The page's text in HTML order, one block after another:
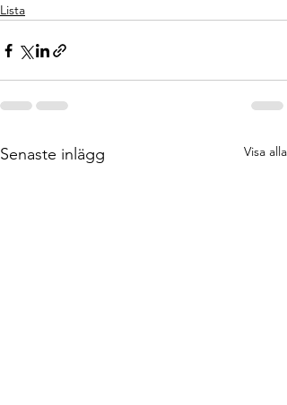
Lista
Senaste inlägg Visa alla